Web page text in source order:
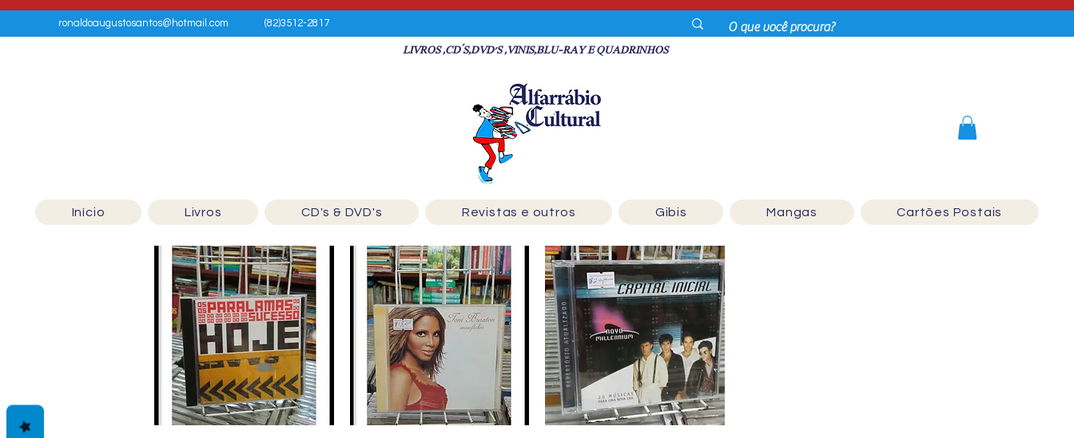
ronaldoaugustosantos@hotmail.com (82)3512-2817
LIVROS ,CD´S,DVD'S ,VINIS,BLU-RAY E QUADRINHOS
Início Livros CD's & DVD's Revistas e outros Gibis Mangas Cartões Postais